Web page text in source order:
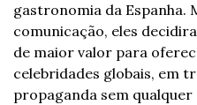
gastronomia da Espanha.
comunicação, eles
de maior valor para
celebridades globais, em
propaganda sem